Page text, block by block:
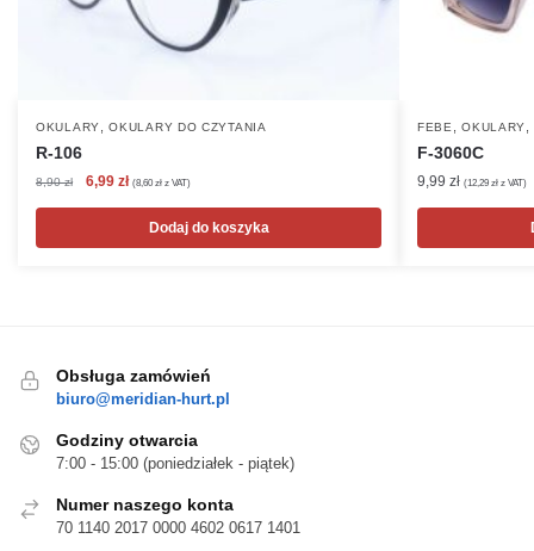
OKULARY ,OKULARY DO CZYTANIA
R-106
8,90zł
Pierwotna
8,90 zł.
6,99 złAktualna
wynosi:
6,99 zł.
(8,60 zł z VAT)
Dodaj do koszyka
FEBE ,OKULARY
F-3060C
9,99 zł (12,29 zł z VAT)
Obsługa zamówień
biuro@meridian-hurt.pl
Godziny otwarcia
7:00 - 15:00 (poniedziałek - piątek)
Numer naszego konta
70 1140 2017 0000 4602 0617 1401